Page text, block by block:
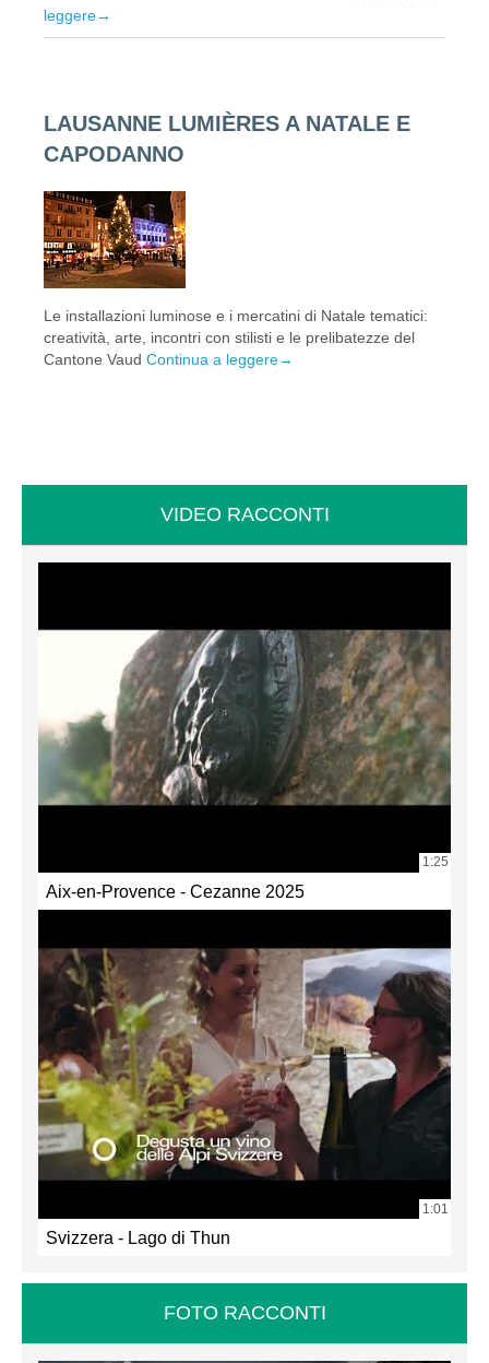
leggere→
LAUSANNE LUMIÈRES A NATALE E
CAPODANNO
Le installazioni luminose e i mercatini di Natale tematici:
creatività, arte, incontri con stilisti e le prelibatezze del
Cantone Vaud Continua a leggere→
VIDEO RACCONTI
1:25
Aix-en-Provence - Cezanne 2025
1:01
Svizzera - Lago di Thun
FOTO RACCONTI